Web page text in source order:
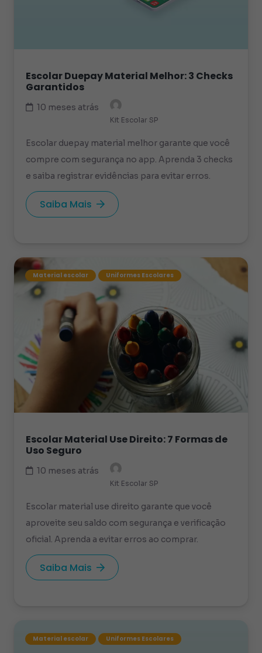
Escolar Duepay Material Melhor: 3 Checks
Garantidos
10 meses atrás
Kit Escolar SP
Escolar duepay material melhor garante que você
compre com segurança no app. Aprenda 3 checks
e saiba registrar evidências para evitar erros.
Saiba Mais
Material escolar Uniformes Escolares
Escolar Material Use Direito: 7 Formas de
Uso Seguro
10 meses atrás
Kit Escolar SP
Escolar material use direito garante que você
aproveite seu saldo com segurança e verificação
oficial. Aprenda a evitar erros ao comprar.
Saiba Mais
Material escolar Uniformes Escolares